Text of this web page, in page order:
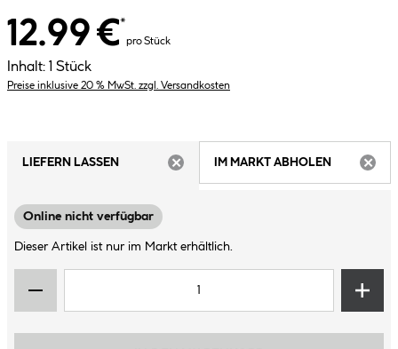
12.99 €*
pro Stück
Inhalt: 1 Stück
Preise inklusive 20 % MwSt. zzgl. Versandkosten
LIEFERN LASSEN
IM MARKT ABHOLEN
Online nicht verfügbar
Dieser Artikel ist nur im Markt erhältlich.